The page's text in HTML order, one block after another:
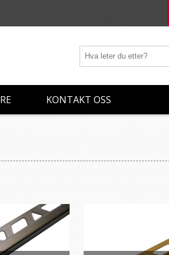
KONTAKT OSS